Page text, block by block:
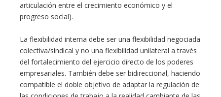
articulación entre el crecimiento económico y el
progreso social).
La flexibilidad interna debe ser una flexibilidad negociada
colectiva/sindical y no una flexibilidad unilateral a través
del fortalecimiento del ejercicio directo de los poderes
empresariales. También debe ser bidireccional, haciendo
compatible el doble objetivo de adaptar la regulación de